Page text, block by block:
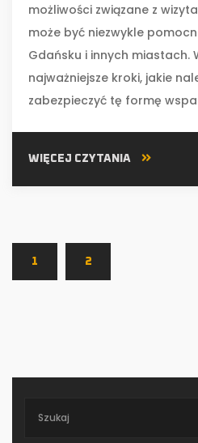
możliwości związane z
może być niezwykle
Gdańsku i innych miastach.
najważniejsze kroki, jakie
zabezpieczyć tę formę
WIĘCEJ CZYTANIA
1 2